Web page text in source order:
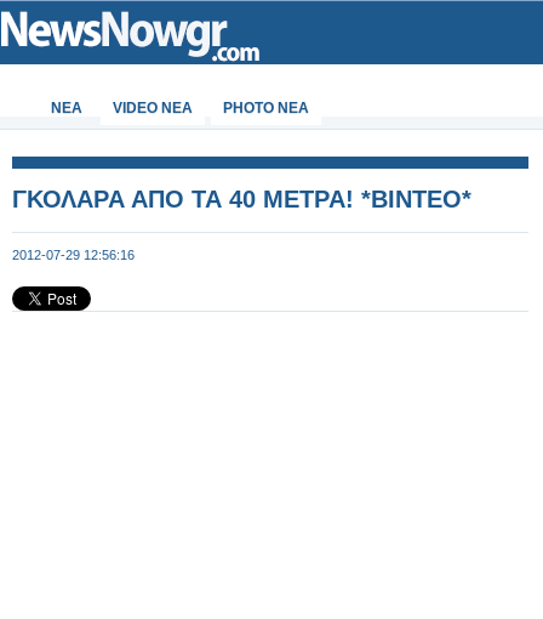
ΝΕΑ VIDEO NEA PHOTO NEA
ΓΚΟΛΑΡΑ ΑΠΟ ΤΑ 40 ΜΕΤΡΑ! *ΒΙΝΤΕΟ*
2012-07-29 12:56:16